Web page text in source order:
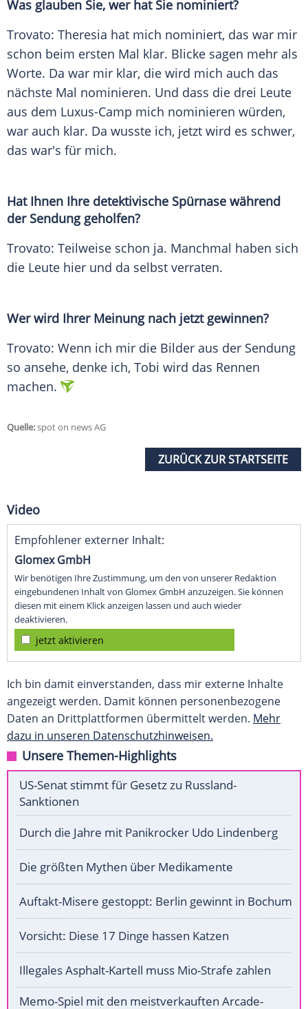
Was glauben Sie, wer hat Sie nominiert?
Trovato: Theresia hat mich nominiert, das war mir
schon beim ersten Mal klar. Blicke sagen mehr als
Worte. Da war mir klar, die wird mich auch das
nächste Mal nominieren. Und dass die drei Leute
aus dem Luxus-Camp mich nominieren würden,
war auch klar. Da wusste ich, jetzt wird es schwer,
das war's für mich.
Hat Ihnen Ihre detektivische Spürnase während
der Sendung geholfen?
Trovato: Teilweise schon ja. Manchmal haben sich
die Leute hier und da selbst verraten.
Wer wird Ihrer Meinung nach jetzt gewinnen?
Trovato: Wenn ich mir die Bilder aus der Sendung
so ansehe, denke ich, Tobi wird das Rennen
machen.
Quelle:spot on news AG
ZURÜCK ZUR STARTSEITE
Video
Empfohlener externer Inhalt:
Glomex GmbH
Wir benötigen Ihre Zustimmung, um den von unserer Redaktion
eingebundenen Inhalt von Glomex GmbH anzuzeigen. Sie können
diesen mit einem Klick anzeigen lassen und auch wieder
deaktivieren.
jetzt aktivieren
Ich bin damit einverstanden, dass mir externe Inhalte
angezeigt werden. Damit können personenbezogene
Daten an Drittplattformen übermittelt werden. Mehr
dazu in unseren Datenschutzhinweisen.
Unsere Themen-Highlights
US-Senat stimmt für Gesetz zu Russland-
Sanktionen
Durch die Jahre mit Panikrocker Udo Lindenberg
Die größten Mythen über Medikamente
Auftakt-Misere gestoppt: Berlin gewinnt in Bochum
Vorsicht: Diese 17 Dinge hassen Katzen
Illegales Asphalt-Kartell muss Mio-Strafe zahlen
Memo-Spiel mit den meistverkauften Arcade-